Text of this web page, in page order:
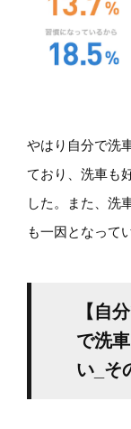
やはり自分で洗
ており、洗車も
した。また、洗
も一因となって
【自
で洗
い_そ